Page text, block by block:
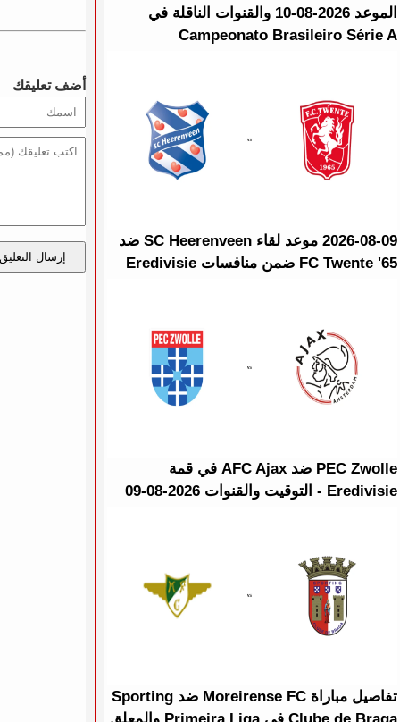
أضف تعليقك
إرسال التعليق
الموعد 2026-08-10 والقنوات الناقلة في
Campeonato Brasileiro Série A
2026-08-09 موعد لقاء SC Heerenveen ضد
FC Twente '65 ضمن منافسات Eredivisie
PEC Zwolle ضد AFC Ajax في قمة
Eredivisie - التوقيت والقنوات 2026-08-09
تفاصيل مباراة Moreirense FC ضد Sporting